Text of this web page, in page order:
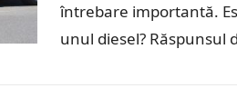
întrebare importantă.
unul diesel? Răspunsul